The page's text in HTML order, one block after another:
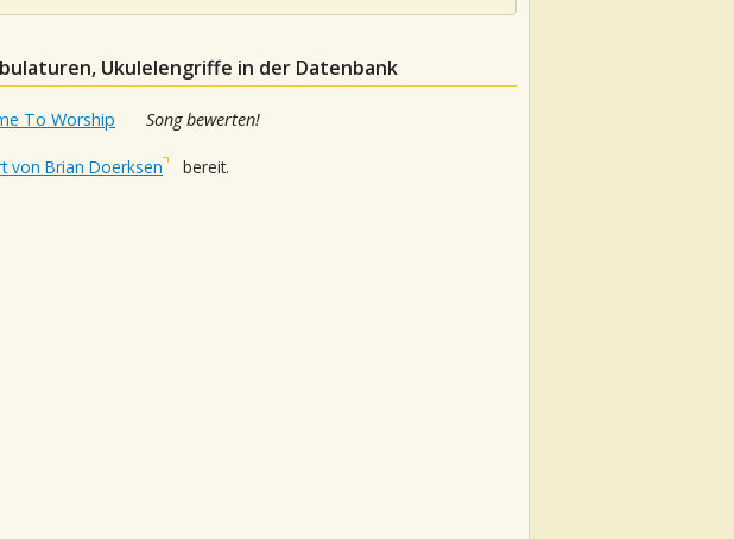
Ukulelengriffe in der Datenbank
To Worship Song bewerten!
von Brian Doerksen bereit.